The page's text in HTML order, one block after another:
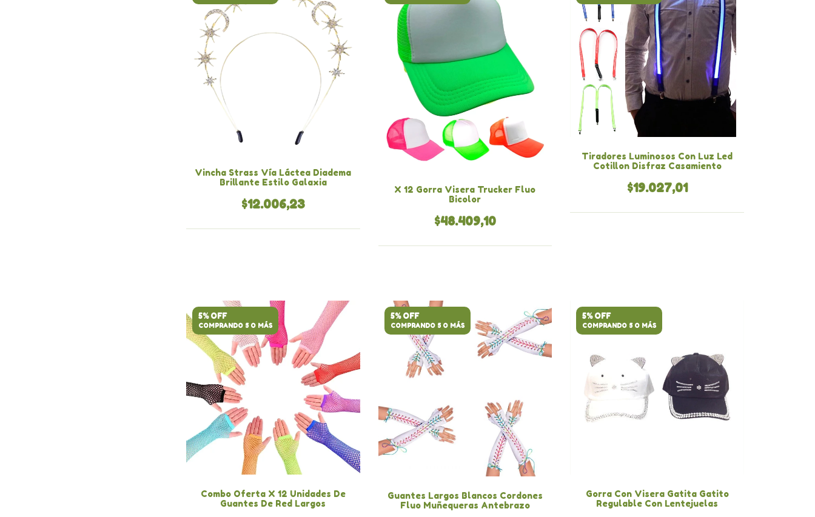
Vincha Strass Vía Láctea Diadema
Brillante Estilo Galaxia
$12.006,23
X 12 Gorra Visera Trucker Fluo
Bicolor
$48.409,10
Tiradores Luminosos Con Luz Led
Cotillon Disfraz Casamiento
$19.027,01
5% OFF
COMPRANDO 5 O MÁS
Combo Oferta X 12 Unidades De
Guantes De Red Largos
5% OFF
COMPRANDO 5 O MÁS
Guantes Largos Blancos Cordones
Fluo Muñequeras Antebrazo
5% OFF
COMPRANDO 5 O MÁS
Gorra Con Visera Gatita Gatito
Regulable Con Lentejuelas